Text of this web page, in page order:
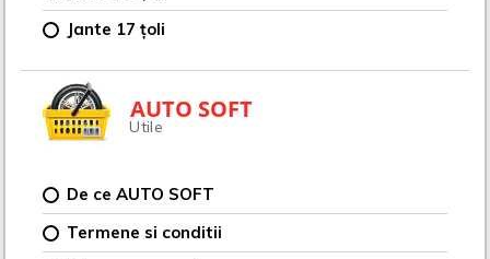
Jante 17 țoli
AUTO SOFT
Utile
De ce AUTO SOFT
Termene si conditii